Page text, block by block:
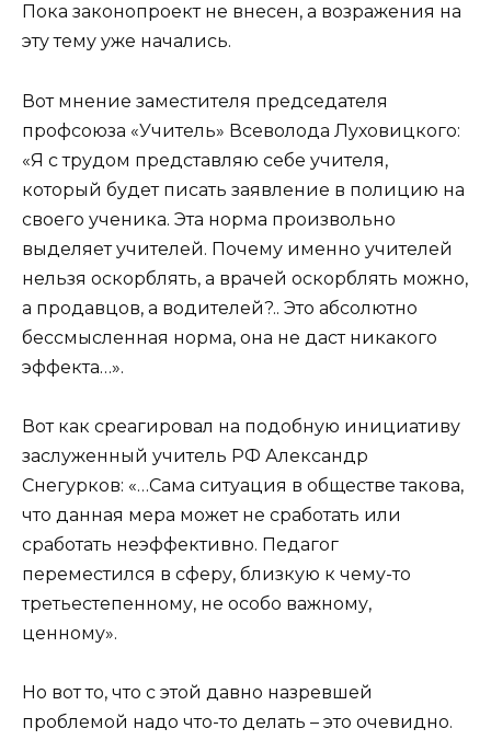
Пока законопроект не внесен, а возражения на
эту тему уже начались.
Вот мнение заместителя председателя
профсоюза «Учитель» Всеволода Луховицкого:
«Я с трудом представляю себе учителя,
который будет писать заявление в полицию на
своего ученика. Эта норма произвольно
выделяет учителей. Почему именно учителей
нельзя оскорблять, а врачей оскорблять можно,
а продавцов, а водителей?.. Это абсолютно
бессмысленная норма, она не даст никакого
эффекта…».
Вот как среагировал на подобную инициативу
заслуженный учитель РФ Александр
Снегурков: «…Сама ситуация в обществе такова,
что данная мера может не сработать или
сработать неэффективно. Педагог
переместился в сферу, близкую к чему-то
третьестепенному, не особо важному,
ценному».
Но вот то, что с этой давно назревшей
проблемой надо что-то делать – это очевидно.